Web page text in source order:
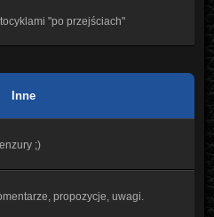
"po przejściach"
Inne
;)
propozycje, uwagi.